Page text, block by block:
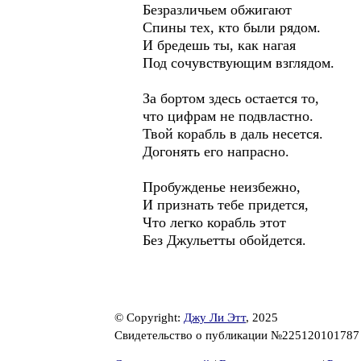
Безразличьем обжигают
Спины тех, кто были рядом.
И бредешь ты, как нагая
Под сочувствующим взглядом.
За бортом здесь остается то,
что цифрам не подвластно.
Твой корабль в даль несется.
Догонять его напрасно.
Пробужденье неизбежно,
И признать тебе придется,
Что легко корабль этот
Без Джульетты обойдется.
© Copyright: Джу Ли Этт, 2025
Свидетельство о публикации